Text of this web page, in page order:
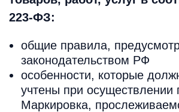
223-ФЗ:
общие правила,
законодательством РФ
особенности, которые
учтены при осуществлении
Маркировка,